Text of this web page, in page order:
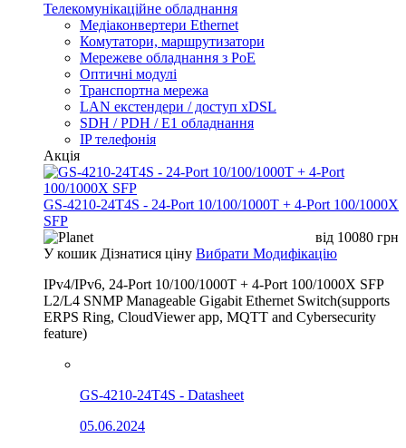
Телекомунікаційне обладнання
Медіаконвертери Ethernet
Комутатори, маршрутизатори
Мережеве обладнання з PoE
Оптичні модулі
Транспортна мережа
LAN екстендери / доступ xDSL
SDH / PDH / E1 обладнання
IP телефонія
Акція
GS-4210-24T4S - 24-Port 10/100/1000T + 4-Port 100/1000X
SFP
від 10080 грн
У кошик Дізнатися ціну Вибрати Модифікацію
IPv4/IPv6, 24-Port 10/100/1000T + 4-Port 100/1000X SFP
L2/L4 SNMP Manageable Gigabit Ethernet Switch(supports
ERPS Ring, CloudViewer app, MQTT and Cybersecurity
feature)
GS-4210-24T4S - Datasheet
05.06.2024